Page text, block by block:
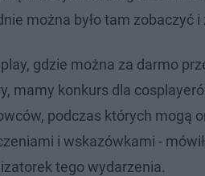
można było tam zobaczyć i
gdzie można za darmo
mamy konkurs dla
podczas których mogą
i wskazówkami -
tego wydarzenia.